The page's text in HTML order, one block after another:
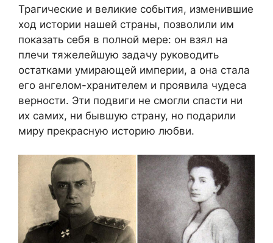
Трагические и великие события, изменившие
ход истории нашей страны, позволили им
показать себя в полной мере: он взял на
плечи тяжелейшую задачу руководить
остатками умирающей империи, а она стала
его ангелом-хранителем и проявила чудеса
верности. Эти подвиги не смогли спасти ни
их самих, ни бывшую страну, но подарили
миру прекрасную историю любви.